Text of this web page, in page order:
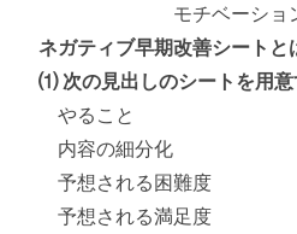
モチベーションが
ネガティブ早期改善シートと
⑴ 次の見出しのシートを用意
やること
内容の細分化
予想される困難度
予想される満足度